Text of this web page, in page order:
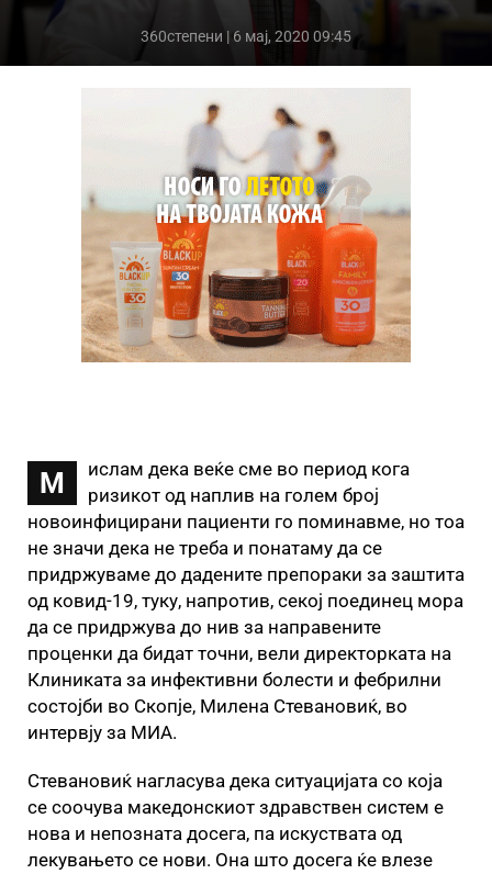
360степени | 6 мај, 2020 09:45
М
ислам дека веќе сме во период кога
ризикот од наплив на голем број
новоинфицирани пациенти го поминавме, но тоа
не значи дека не треба и понатаму да се
придржуваме до дадените препораки за заштита
од ковид-19, туку, напротив, секој поединец мора
да се придржува до нив за направените
проценки да бидат точни, вели директорката на
Клиниката за инфективни болести и фебрилни
состојби во Скопје, Милена Стевановиќ, во
интервју за МИА.
Стевановиќ нагласува дека ситуацијата со која
се соочува македонскиот здравствен систем е
нова и непозната досега, па искуствата од
лекувањето се нови. Она што досега ќе влезе